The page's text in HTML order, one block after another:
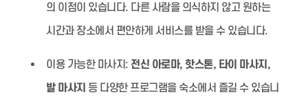
의 이점이 있습니다. 다른 사람을 의식하지 않고 원하는
시간과 장소에서 편안하게 서비스를 받을 수 있습니다.
이용 가능한 마사지: 전신 아로마, 핫스톤, 타이 마사지,
발 마사지 등 다양한 프로그램을 숙소에서 즐길 수 있습니